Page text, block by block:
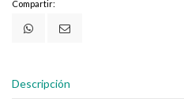
Compartir:
Descripción